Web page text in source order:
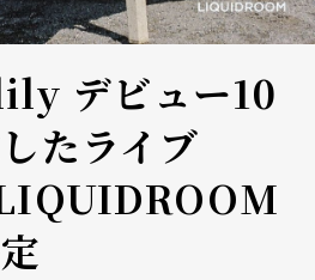
デビュー10
たライブ
LIQUIDROOM